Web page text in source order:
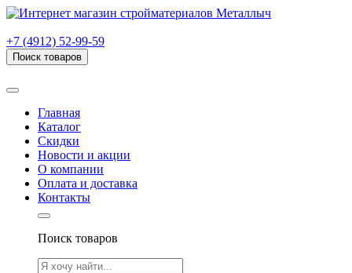
+7 (4912) 52-99-59
Поиск товаров
Главная
Каталог
Скидки
Новости и акции
О компании
Оплата и доставка
Контакты
Поиск товаров